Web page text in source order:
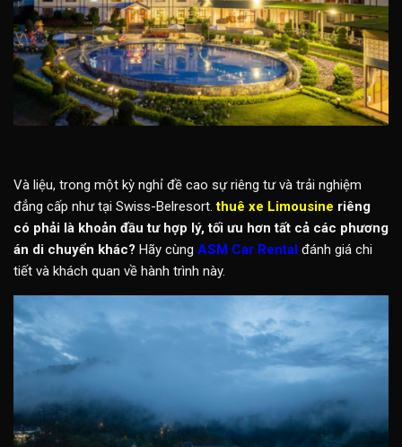
Và liệu, trong một kỳ nghỉ đề cao sự riêng tư và trải nghiệm
đẳng cấp như tại Swiss-Belresort.thuê xe Limousine riêng
có phải là khoản đầu tư hợp lý, tối ưu hơn tất cả các phương
án di chuyển khác? Hãy cùng ASM Car Rental đánh giá chi
tiết và khách quan về hành trình này.